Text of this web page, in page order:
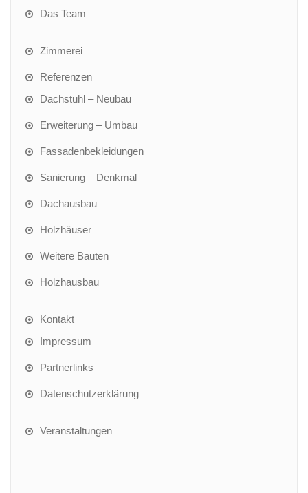
Das Team
Zimmerei
Referenzen
Dachstuhl – Neubau
Erweiterung – Umbau
Fassadenbekleidungen
Sanierung – Denkmal
Dachausbau
Holzhäuser
Weitere Bauten
Holzhausbau
Kontakt
Impressum
Partnerlinks
Datenschutzerklärung
Veranstaltungen